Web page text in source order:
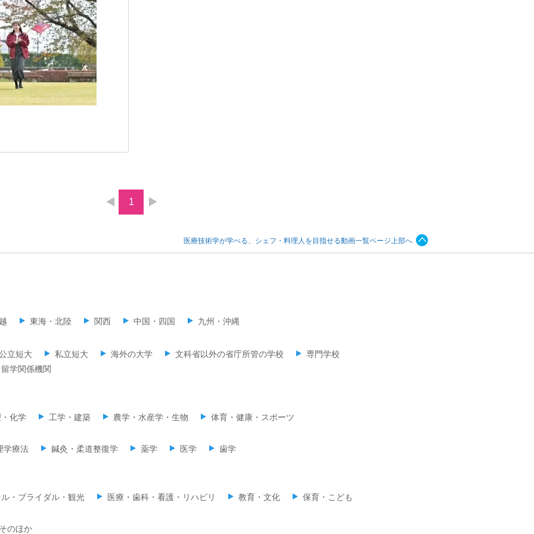
1
医療技術学が学べる、シェフ・料理人を目指せる動画一覧ページ上部へ
東海・北陸 関西 中国・四国 九州・沖縄
立短大 私立短大 海外の大学 文科省以外の省庁所管の学校
専門学校
留学関係機関
化学 工学・建築 農学・水産学・生物 体育・健康・スポーツ
学療法 鍼灸・柔道整復学 薬学 医学 歯学
・ブライダル・観光 医療・歯科・看護・リハビリ 教育・文化 保育・こども
のほか